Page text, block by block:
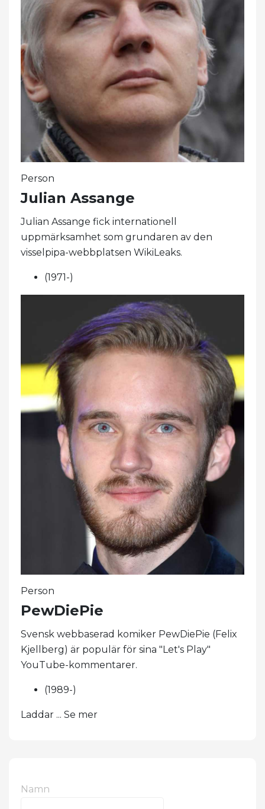
Person
Julian Assange
Julian Assange fick internationell
uppmärksamhet som grundaren av den
visselpipa-webbplatsen WikiLeaks.
(1971-)
Person
PewDiePie
Svensk webbaserad komiker PewDiePie (Felix
Kjellberg) är populär för sina "Let's Play"
YouTube-kommentarer.
(1989-)
Laddar ... Se mer
Namn